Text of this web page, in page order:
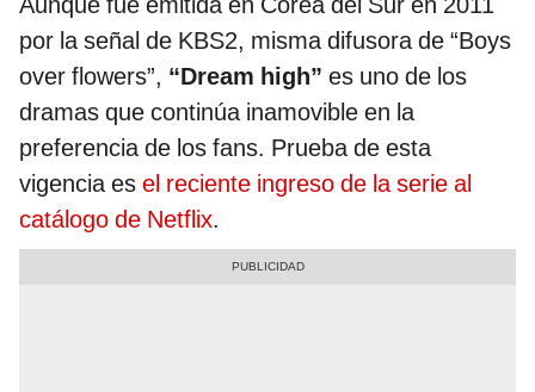
por la señal de KBS2, misma difusora de “Boys
over flowers”, “Dream high” es uno de los
dramas que continúa inamovible en la
preferencia de los fans. Prueba de esta
vigencia es el reciente ingreso de la serie al
catálogo de Netflix.